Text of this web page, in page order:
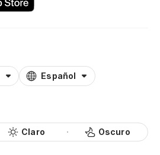
Español
Claro Oscuro